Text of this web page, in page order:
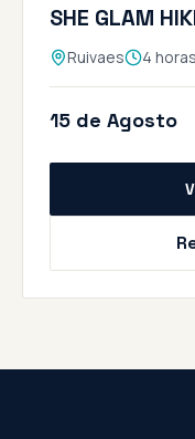
SHE GLAM
Ruivaes 4 horas
15 de Agosto